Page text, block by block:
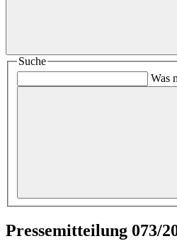
Suche
Was
Pressemitteilung 073/